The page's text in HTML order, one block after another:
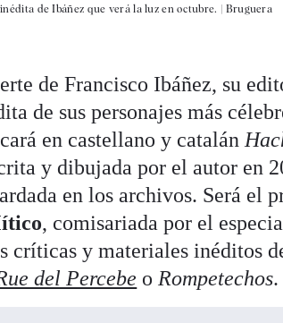
de Ibáñez que verá la luz en octubre. | Bruguera
de Francisco Ibáñez, su
de sus personajes más
en castellano y catalán
y dibujada por el autor en
en los archivos. Será el
, comisariada por el
críticas y materiales inéditos
del Percebe o Rompetechos.